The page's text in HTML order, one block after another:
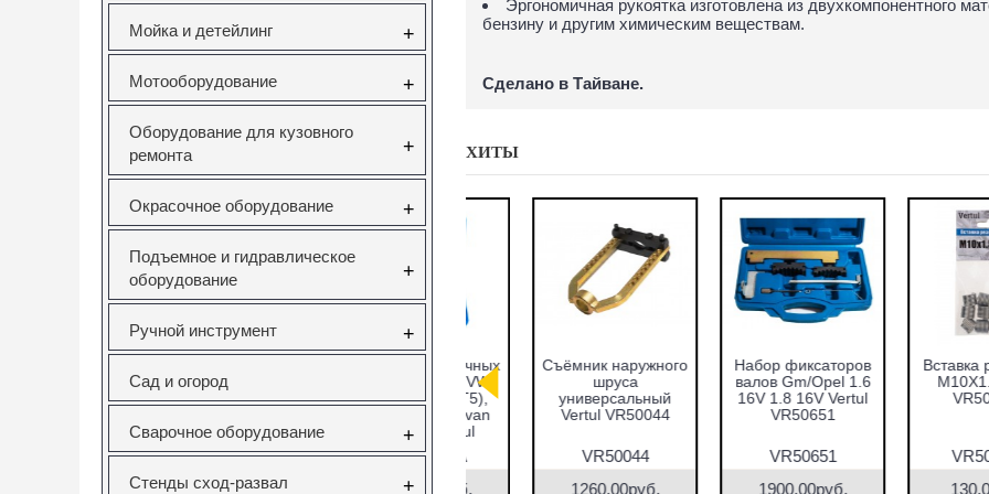
Мойка и детейлинг +
Мотооборудование +
Оборудование для кузовного
ремонта
+
Окрасочное оборудование +
Подъемное и гидравлическое
оборудование
+
Ручной инструмент +
Сад и огород
Сварочное оборудование +
Стенды сход-развал +
Эргономичная рукоятка изготовлена из двухкомпонентного
бензину и другим химическим веществам.
Сделано в Тайване.
ХИТЫ
M10X1.5 Vertul
VR50727E
VR50727E
130.00руб.
снятия и установки
подшипников и
сайлентблоков
F-933T1
12295.00руб.
Набор оправок для
подшипников,
сальников и втулок
VR50167
7690.00руб.
Набор фиксаторов
валов VAG 1.2 TFSI
Vertul VR50661
VR50661
1000.00руб.
Набор фрез для
восстановления
гнёзд дизельных
VR50337
2670.00руб.